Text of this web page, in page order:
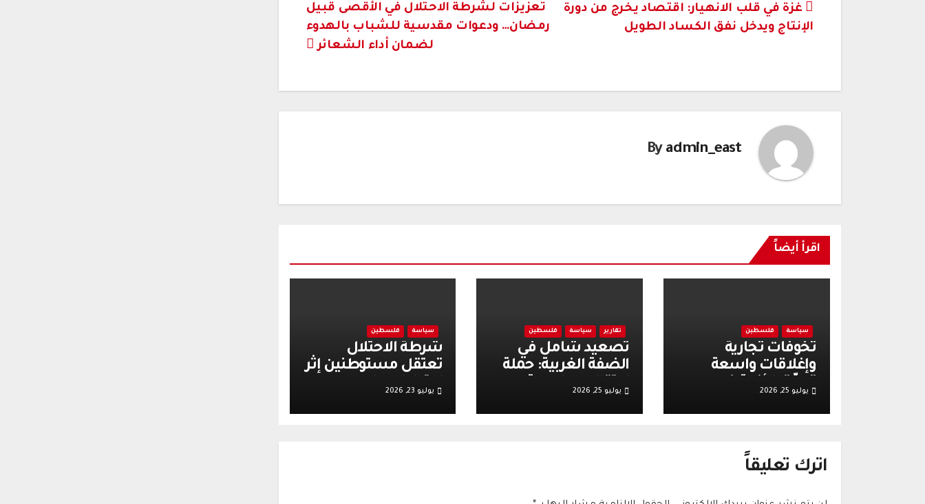
تصفّح
المقالات
تعزيزات لشرطة الاحتلال في الأقصى قبيل
رمضان… ودعوات مقدسية للشباب بالهدوء
لضمان أداء الشعائر
غزة في قلب الانهيار: اقتصاد يخرج من دورة
الإنتاج ويدخل نفق الكساد الطويل
By admin_east
اقرأ أيضاً
سياسة فلسطين
تخوفات تجارية
وإغلاقات واسعة
تعمّق الأزمة في
أحداث قرية تل
يوليو 25, 2026
تقارير سياسة فلسطين
تصعيد شامل في
الضفة الغربية: حملة
اعتقالات واسعة
إسرائيلية عقب أحداث
يوليو 25, 2026
سياسة فلسطين
شرطة الاحتلال
تعتقل مستوطنين إثر
اعتداءات على
الأوقاف يعزز الهدوء
يوليو 23, 2026
اترك تعليقاً